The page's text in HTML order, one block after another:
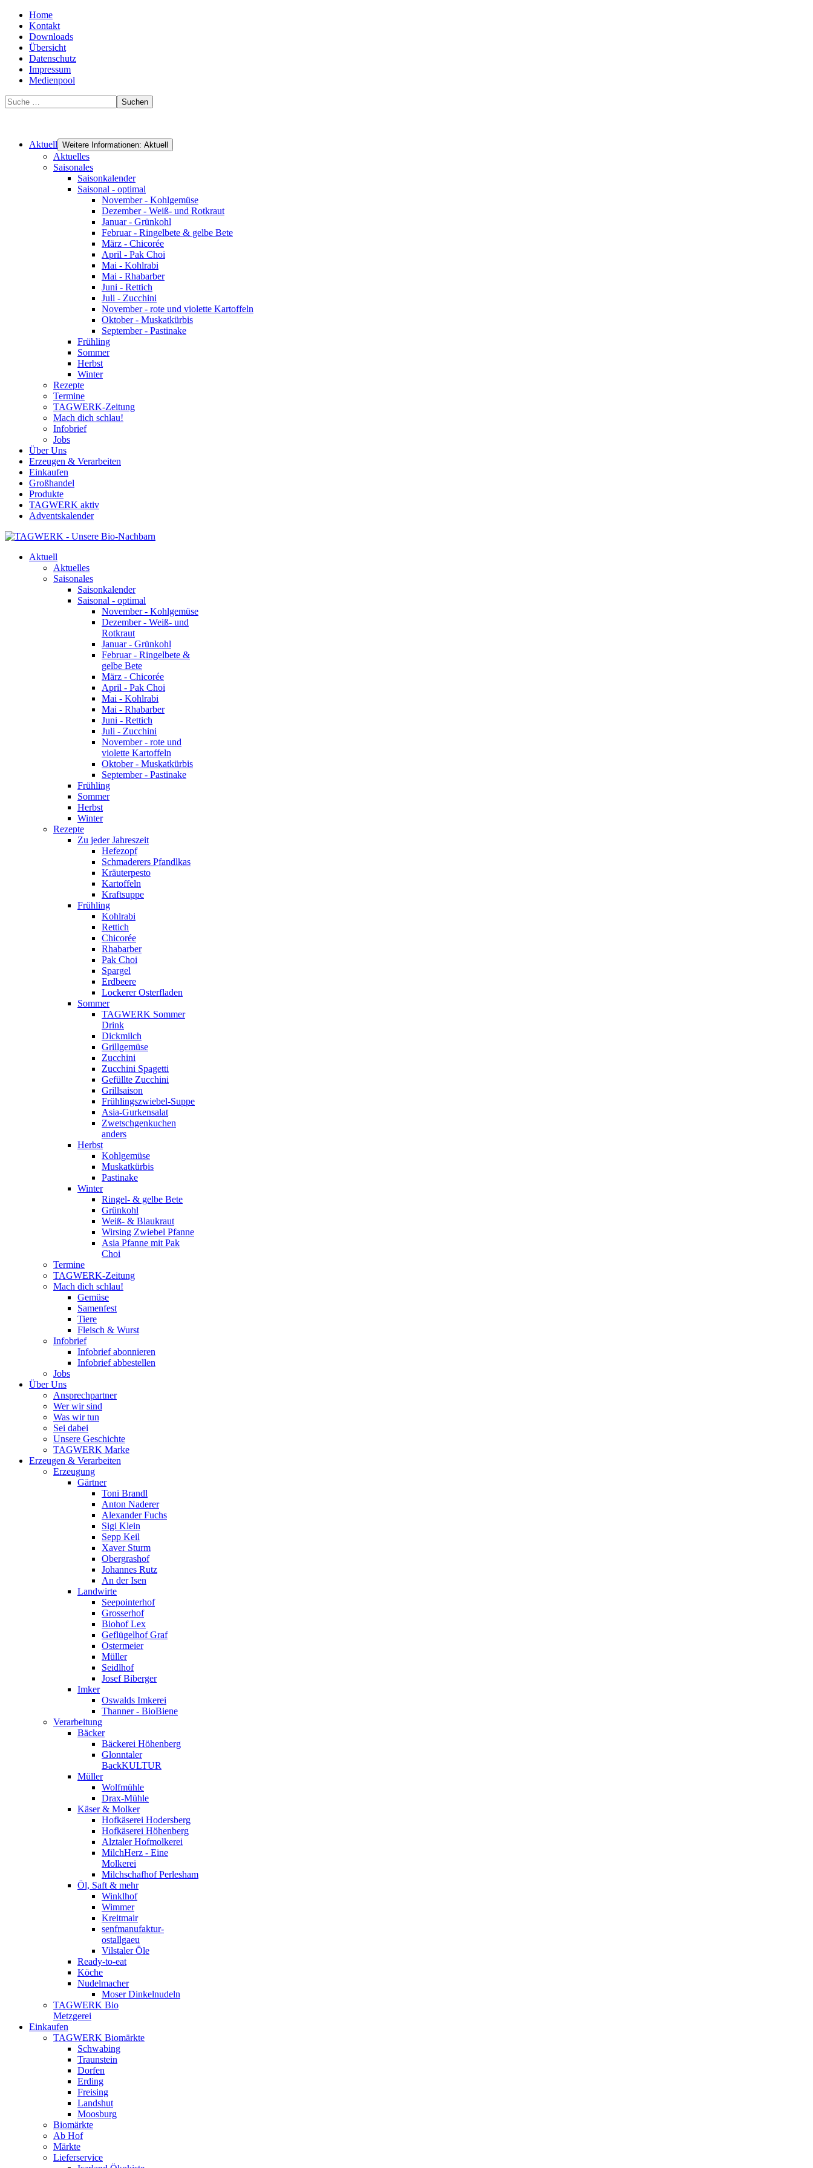
Home
Kontakt
Downloads
Übersicht
Datenschutz
Impressum
Medienpool
Suchen
Aktuell Weitere Informationen: Aktuell
Aktuelles
Saisonales
Saisonkalender
Saisonal - optimal
November - Kohlgemüse
Dezember - Weiß- und Rotkraut
Januar - Grünkohl
Februar - Ringelbete & gelbe Bete
März - Chicorée
April - Pak Choi
Mai - Kohlrabi
Mai - Rhabarber
Juni - Rettich
Juli - Zucchini
November - rote und violette Kartoffeln
Oktober - Muskatkürbis
September - Pastinake
Frühling
Sommer
Herbst
Winter
Rezepte
Termine
TAGWERK-Zeitung
Mach dich schlau!
Infobrief
Jobs
Über Uns
Erzeugen & Verarbeiten
Einkaufen
Großhandel
Produkte
TAGWERK aktiv
Adventskalender
Aktuell
Aktuelles
Saisonales
Saisonkalender
Saisonal - optimal
November - Kohlgemüse
Dezember - Weiß- und
Rotkraut
Januar - Grünkohl
Februar - Ringelbete &
gelbe Bete
März - Chicorée
April - Pak Choi
Mai - Kohlrabi
Mai - Rhabarber
Juni - Rettich
Juli - Zucchini
November - rote und
violette Kartoffeln
Oktober - Muskatkürbis
September - Pastinake
Frühling
Sommer
Herbst
Winter
Rezepte
Zu jeder Jahreszeit
Hefezopf
Schmaderers Pfandlkas
Kräuterpesto
Kartoffeln
Kraftsuppe
Frühling
Kohlrabi
Rettich
Chicorée
Rhabarber
Pak Choi
Spargel
Erdbeere
Lockerer Osterfladen
Sommer
TAGWERK Sommer
Drink
Dickmilch
Grillgemüse
Zucchini
Zucchini Spagetti
Gefüllte Zucchini
Grillsaison
Frühlingszwiebel-Suppe
Asia-Gurkensalat
Zwetschgenkuchen
anders
Herbst
Kohlgemüse
Muskatkürbis
Pastinake
Winter
Ringel- & gelbe Bete
Grünkohl
Weiß- & Blaukraut
Wirsing Zwiebel Pfanne
Asia Pfanne mit Pak
Choi
Termine
TAGWERK-Zeitung
Mach dich schlau!
Gemüse
Samenfest
Tiere
Fleisch & Wurst
Infobrief
Infobrief abonnieren
Infobrief abbestellen
Jobs
Über Uns
Ansprechpartner
Wer wir sind
Was wir tun
Sei dabei
Unsere Geschichte
TAGWERK Marke
Erzeugen & Verarbeiten
Erzeugung
Gärtner
Toni Brandl
Anton Naderer
Alexander Fuchs
Sigi Klein
Sepp Keil
Xaver Sturm
Obergrashof
Johannes Rutz
An der Isen
Landwirte
Seepointerhof
Grosserhof
Biohof Lex
Geflügelhof Graf
Ostermeier
Müller
Seidlhof
Josef Biberger
Imker
Oswalds Imkerei
Thanner - BioBiene
Verarbeitung
Bäcker
Bäckerei Höhenberg
Glonntaler
BackKULTUR
Müller
Wolfmühle
Drax-Mühle
Käser & Molker
Hofkäserei Hodersberg
Hofkäserei Höhenberg
Alztaler Hofmolkerei
MilchHerz - Eine
Molkerei
Milchschafhof Perlesham
Öl, Saft & mehr
Winklhof
Wimmer
Kreitmair
senfmanufaktur-
ostallgaeu
Vilstaler Öle
Ready-to-eat
Köche
Nudelmacher
Moser Dinkelnudeln
TAGWERK Bio
Metzgerei
Einkaufen
TAGWERK Biomärkte
Schwabing
Traunstein
Dorfen
Erding
Freising
Landshut
Moosburg
Biomärkte
Ab Hof
Märkte
Lieferservice